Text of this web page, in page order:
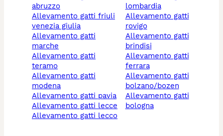
abruzzo
allevamento gatti friuli
venezia giulia
allevamento gatti
marche
allevamento gatti
teramo
allevamento gatti
modena
allevamento gatti pavia
allevamento gatti lecce
allevamento gatti lecco
lombardia
allevamento gatti
rovigo
allevamento gatti
brindisi
allevamento gatti
ferrara
allevamento gatti
bolzano/bozen
allevamento gatti
bologna